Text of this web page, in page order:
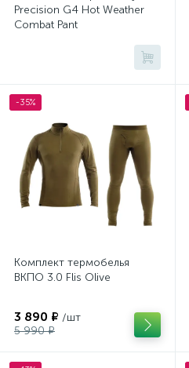
Precision G4 Hot Weather
Combat Pant
-35%
Комплект термобелья
ВКПО 3.0 Flis Olive
3 890 ₽ /шт
5 990 ₽